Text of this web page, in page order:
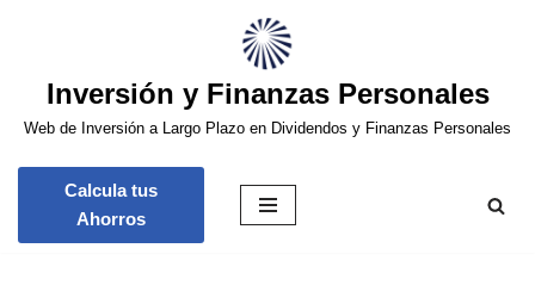
contenido
Inversión y Finanzas Personales
Web de Inversión a Largo Plazo en Dividendos y Finanzas Personales
Calcula tus
Ahorros